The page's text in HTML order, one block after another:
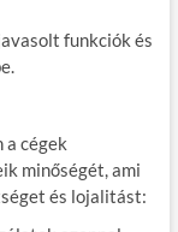
funkciók és
a cégek
minőségét, ami
és lojalitást: